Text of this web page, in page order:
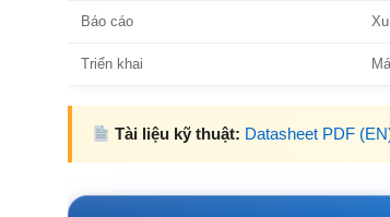
Báo cáo
Triển khai
Tài liệu kỹ thuật: Datasheet PDF